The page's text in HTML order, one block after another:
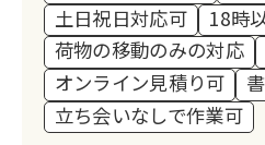
土日祝日対応可
18時
荷物の移動のみの対応
オンライン見積り可
立ち会いなしで作業可